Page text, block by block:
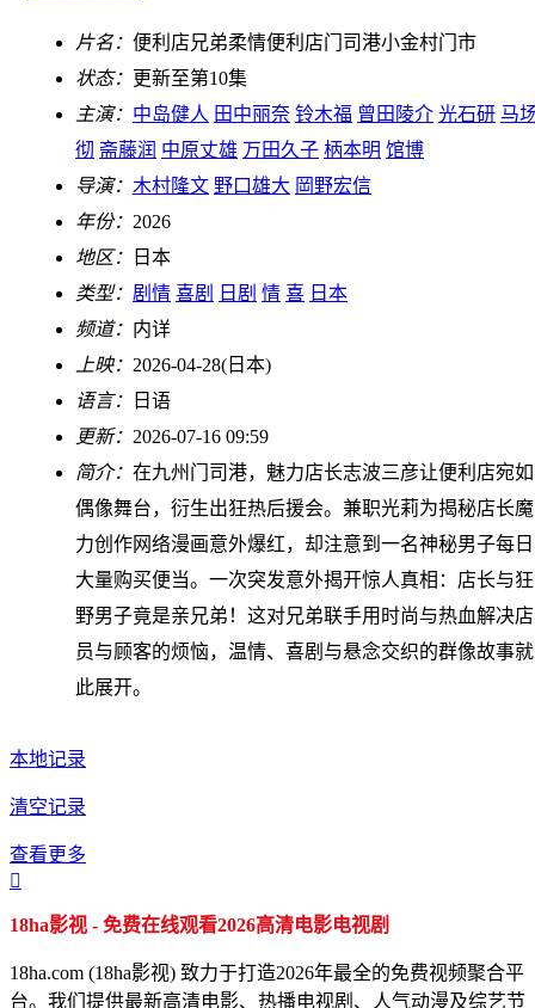
片名： 便利店兄弟柔情便利店门司港小金村门市
状态： 更新至第10集
主演： 中岛健人 田中丽奈 铃木福 曾田陵介 光石研 马
彻 斋藤润 中原丈雄 万田久子 柄本明 馆博
导演： 木村隆文 野口雄大 岡野宏信
年份： 2026
地区：
日本
类型： 剧情 喜剧 日剧 情 喜 日本
频道： 内详
上映： 2026-04-28(日本)
语言：
日语
更新： 2026-07-16 09:59
简介： 在九州门司港，魅力店长志波三彦让便利店宛如
偶像舞台，衍生出狂热后援会。兼职光莉为揭秘店长魔
力创作网络漫画意外爆红，却注意到一名神秘男子每日
大量购买便当。一次突发意外揭开惊人真相：店长与狂
野男子竟是亲兄弟！这对兄弟联手用时尚与热血解决店
员与顾客的烦恼，温情、喜剧与悬念交织的群像故事就
此展开。
本地记录
清空记录
查看更多

18ha影视 - 免费在线观看2026高清电影电视剧
18ha.com (18ha影视) 致力于打造2026年最全的免费视频聚合平
台。我们提供最新高清电影、热播电视剧、人气动漫及综艺节